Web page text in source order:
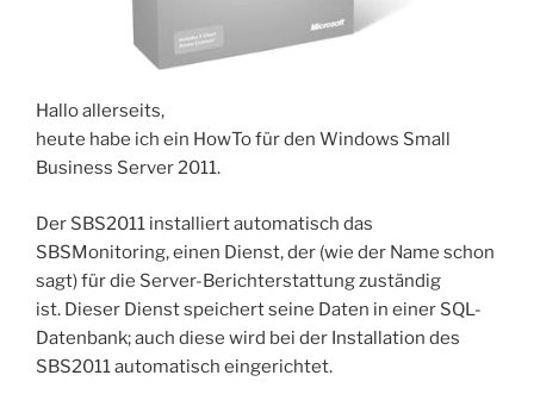
Hallo allerseits,
heute habe ich ein HowTo für den Windows Small
Business Server 2011.
Der SBS2011 installiert automatisch das
SBSMonitoring, einen Dienst, der (wie der Name schon
sagt) für die Server-Berichterstattung zuständig
ist. Dieser Dienst speichert seine Daten in einer SQL-
Datenbank; auch diese wird bei der Installation des
SBS2011 automatisch eingerichtet.